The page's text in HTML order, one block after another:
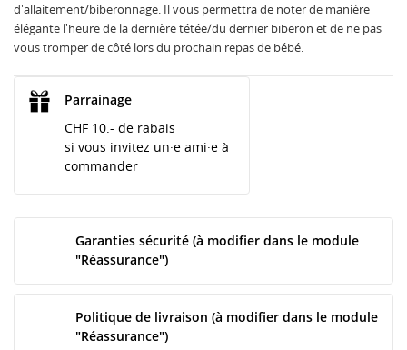
d'allaitement/biberonnage. Il vous permettra de noter de manière
élégante l'heure de la dernière tétée/du dernier biberon et de ne pas
vous tromper de côté lors du prochain repas de bébé.
Parrainage
CHF 10.- de rabais
si vous invitez un·e ami·e à
commander
Garanties sécurité (à modifier dans le module
"Réassurance")
Politique de livraison (à modifier dans le module
"Réassurance")